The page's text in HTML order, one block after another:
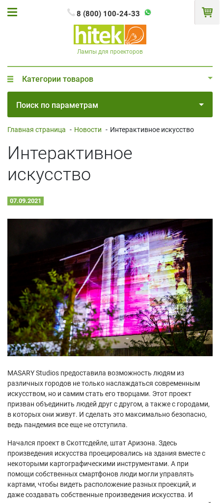
8 (800) 100-24-33
Лампы для проекторов
Категории товаров
Поиск по параметрам
Главная страница - Новости - Интерактивное искусство
Интерактивное
искусство
07.09.2021
MASARY Studios предоставила возможность людям из
различных городов не только наслаждаться современным
искусством, но и самим стать его творцами. Этот проект
призван объединить людей друг с другом, а также с городами,
в которых они живут. И сделать это максимально безопасно,
ведь пандемия все еще не отступила.
Начался проект в Скоттсдейле, штат Аризона. Здесь
произведения искусства проецировались на здания вместе с
некоторыми картографическими инструментами. А при
помощи собственных смартфонов люди могли управлять
картами, чтобы видеть расположение разных проекций, и
даже создавать собственные произведения искусства. И